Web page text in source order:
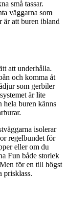
små tassar.
väggarna som
är att buren ibland
att underhålla.
och komma åt
som gerbiler
är lite
hela buren känns
isolerar
regelbundet för
eller om du
Fun både storlek
för en till högst
prisklass.